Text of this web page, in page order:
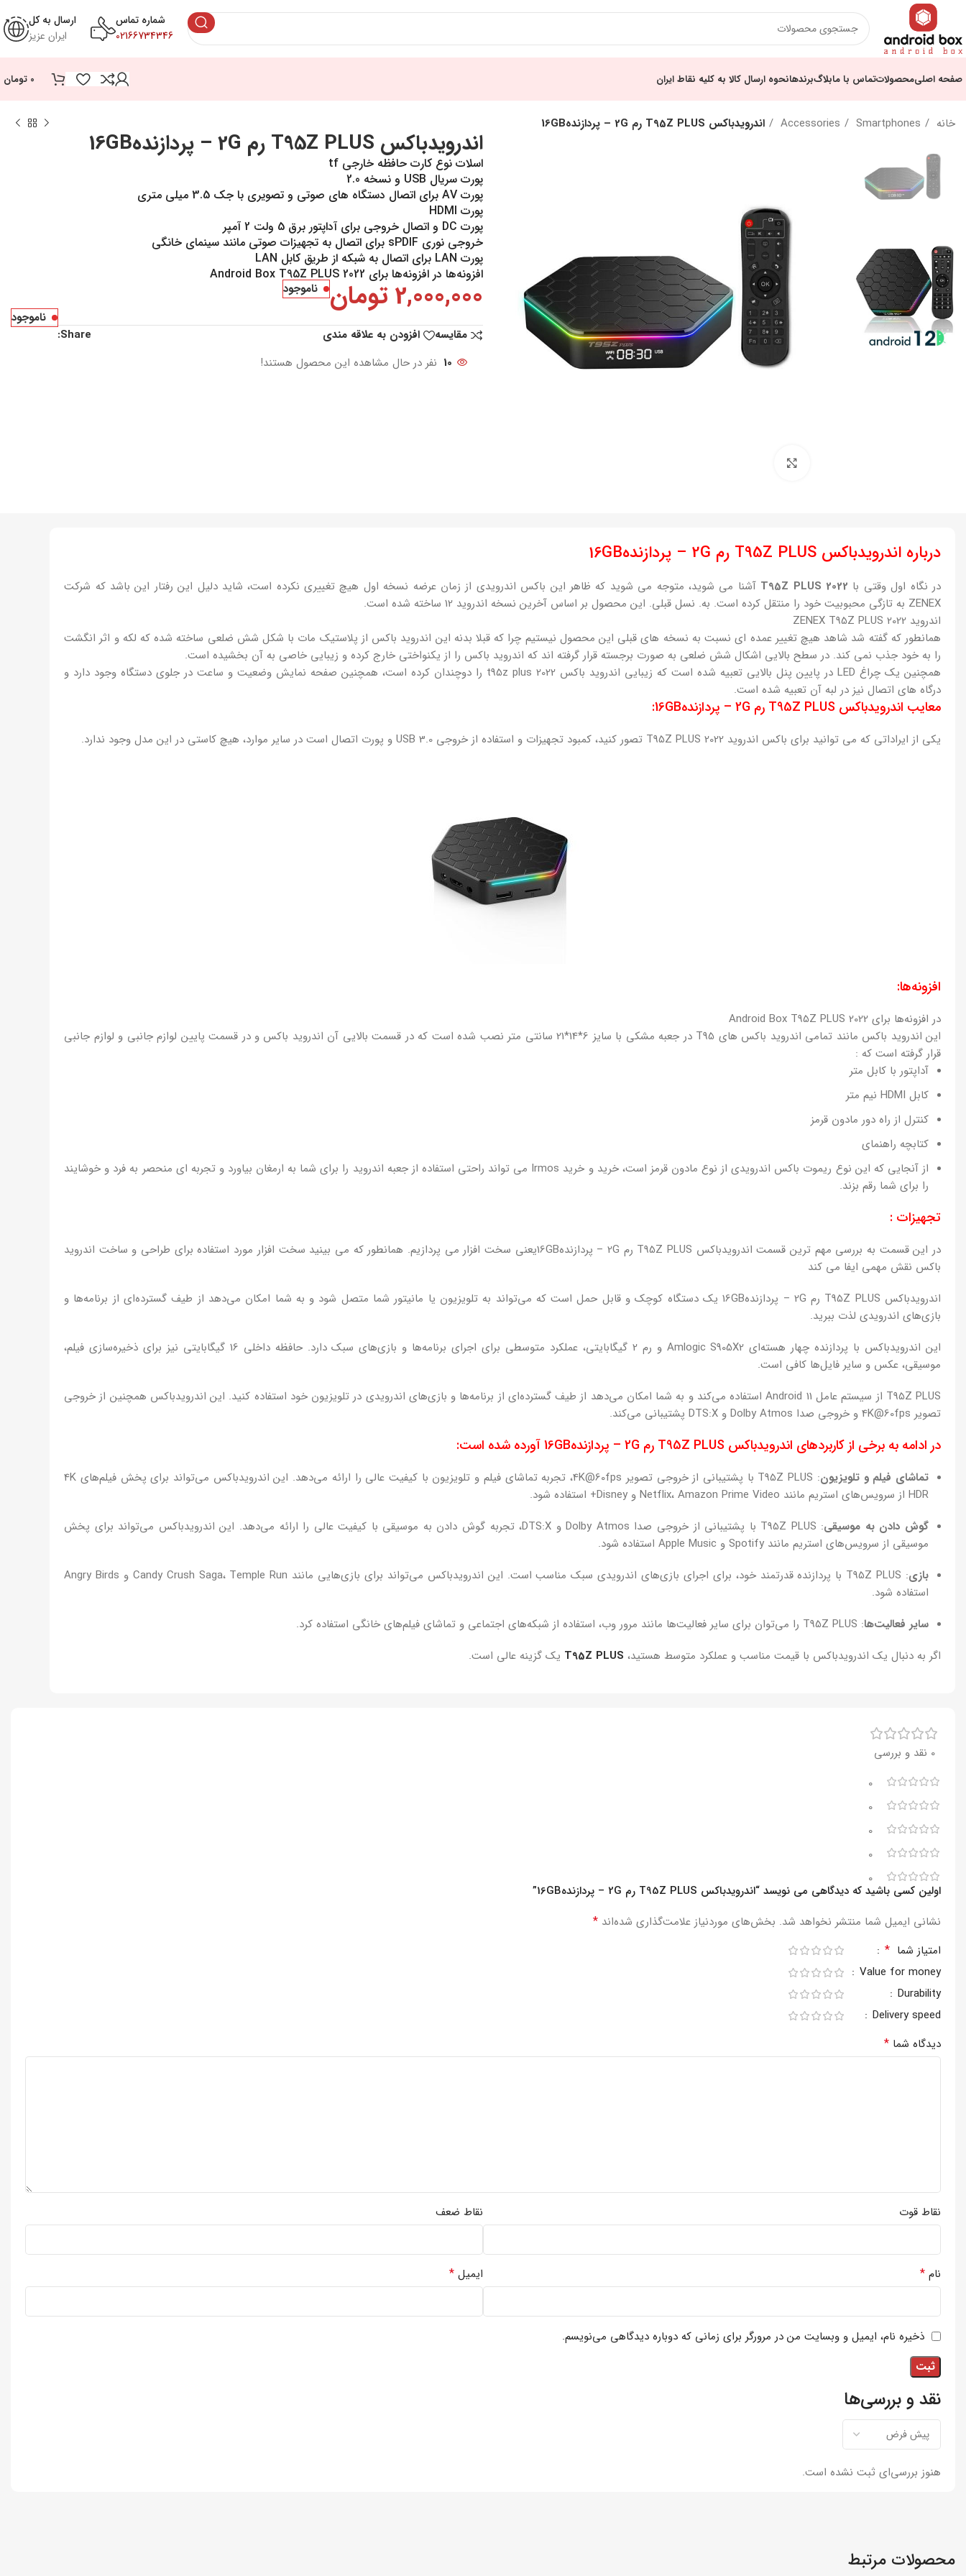
شماره تماس
02166734346
ارسال به کل
ایران عزیز
صفحه اصلیمحصولاتتماس با مابلاگبرندهانحوه ارسال کالا به کلیه نقاط ایران 0 تومان
خانه Smartphones
Accessories اندرویدباکس T95Z PLUS رم 2G – پردازنده16GB
اندرویدباکس T95Z PLUS رم 2G – پردازنده16GB
اسلات نوع کارت حافظه خارجی tf
پورت سریال USB و نسخه 2.0
پورت AV برای اتصال دستگاه های صوتی و تصویری با جک 3.5 میلی متری
پورت HDMI
پورت DC و اتصال خروجی برای آداپتور برق 5 ولت 2 آمپر
خروجی نوری sPDIF برای اتصال به تجهیزات صوتی مانند سینمای خانگی
پورت LAN برای اتصال به شبکه از طریق کابل LAN
افزونه‌ها در افزونه‌ها برای Android Box T95Z PLUS 2022
2,000,000تومان
ناموجود
ناموجود
مقایسه
افزودن به علاقه مندی
Share:
10 نفر در حال مشاهده این محصول هستند!
درباره اندرویدباکس T95Z PLUS رم 2G – پردازنده16GB
در نگاه اول وقتی با T95Z PLUS 2022 آشنا می شوید، متوجه می شوید که ظاهر این باکس اندرویدی از زمان عرضه نسخه اول هیچ تغییری نکرده است، شاید دلیل این رفتار این باشد که شرکت
ZENEX به تازگی محبوبیت خود را منتقل کرده است. به. نسل قبلی. این محصول بر اساس آخرین نسخه اندروید 12 ساخته شده است.
اندروید ZENEX T95Z PLUS 2022
همانطور که گفته شد شاهد هیچ تغییر عمده ای نسبت به نسخه های قبلی این محصول نیستیم چرا که قبلا بدنه این اندروید باکس از پلاستیک مات با شکل شش ضلعی ساخته شده که لکه و اثر انگشت
را به خود جذب نمی کند. در سطح بالایی اشکال شش ضلعی به صورت برجسته قرار گرفته اند که اندروید باکس را از یکنواختی خارج کرده و زیبایی خاصی به آن بخشیده است.
همچنین یک چراغ LED در پایین پنل بالایی تعبیه شده است که زیبایی اندروید باکس t95z plus 2022 را دوچندان کرده است، همچنین صفحه نمایش وضعیت و ساعت در جلوی دستگاه وجود دارد و
درگاه های اتصال نیز در لبه آن تعبیه شده است.
معایب اندرویدباکس T95Z PLUS رم 2G – پردازنده16GB:
یکی از ایراداتی که می توانید برای باکس اندروید T95Z PLUS 2022 تصور کنید، کمبود تجهیزات و استفاده از خروجی USB 3.0 و پورت اتصال است در سایر موارد، هیچ کاستی در این مدل وجود ندارد.
افزونه‌ها:
در افزونه‌ها برای Android Box T95Z PLUS 2022
این اندروید باکس مانند تمامی اندروید باکس های T95 در جعبه مشکی با سایز 6*14*21 سانتی متر نصب شده است که در قسمت بالایی آن اندروید باکس و در قسمت پایین لوازم جانبی و لوازم جانبی
قرار گرفته است که :
آداپتور با کابل متر
کابل HDMI نیم متر
کنترل از راه دور مادون قرمز
کتابچه راهنمای
از آنجایی که این نوع ریموت باکس اندرویدی از نوع مادون قرمز است، خرید و خرید Irmos می تواند راحتی استفاده از جعبه اندروید را برای شما به ارمغان بیاورد و تجربه ای منحصر به فرد و خوشایند
را برای شما رقم بزند.
تجهیزات :
در این قسمت به بررسی مهم ترین قسمت اندرویدباکس T95Z PLUS رم 2G – پردازنده16GBیعنی سخت افزار می پردازیم. همانطور که می بینید سخت افزار مورد استفاده برای طراحی و ساخت اندروید
باکس نقش مهمی ایفا می کند
اندرویدباکس T95Z PLUS رم 2G – پردازنده16GB یک دستگاه کوچک و قابل حمل است که می‌تواند به تلویزیون یا مانیتور شما متصل شود و به شما امکان می‌دهد از طیف گسترده‌ای از برنامه‌ها و
بازی‌های اندرویدی لذت ببرید.
این اندرویدباکس با پردازنده چهار هسته‌ای Amlogic S905X2 و رم 2 گیگابایتی، عملکرد متوسطی برای اجرای برنامه‌ها و بازی‌های سبک دارد. حافظه داخلی 16 گیگابایتی نیز برای ذخیره‌سازی فیلم،
موسیقی، عکس و سایر فایل‌ها کافی است.
T95Z PLUS از سیستم عامل Android 11 استفاده می‌کند و به شما امکان می‌دهد از طیف گسترده‌ای از برنامه‌ها و بازی‌های اندرویدی در تلویزیون خود استفاده کنید. این اندرویدباکس همچنین از خروجی
تصویر 4K@60fps و خروجی صدا Dolby Atmos و DTS:X پشتیبانی می‌کند.
در ادامه به برخی از کاربردهای اندرویدباکس T95Z PLUS رم 2G – پردازنده16GB آورده شده است:
تماشای فیلم و تلویزیون
: T95Z PLUS با پشتیبانی از خروجی تصویر 4K@60fps، تجربه تماشای فیلم و تلویزیون با کیفیت عالی را ارائه می‌دهد. این اندرویدباکس می‌تواند برای پخش فیلم‌های 4K
HDR از سرویس‌های استریم مانند Netflix، Amazon Prime Video و Disney+ استفاده شود.
گوش دادن به موسیقی
: T95Z PLUS با پشتیبانی از خروجی صدا Dolby Atmos و DTS:X، تجربه گوش دادن به موسیقی با کیفیت عالی را ارائه می‌دهد. این اندرویدباکس می‌تواند برای پخش
موسیقی از سرویس‌های استریم مانند Spotify و Apple Music استفاده شود.
بازی
: T95Z PLUS با پردازنده قدرتمند خود، برای اجرای بازی‌های اندرویدی سبک مناسب است. این اندرویدباکس می‌تواند برای بازی‌هایی مانند Candy Crush Saga، Temple Run و Angry Birds
استفاده شود.
سایر فعالیت‌ها: T95Z PLUS را می‌توان برای سایر فعالیت‌ها مانند مرور وب، استفاده از شبکه‌های اجتماعی و تماشای فیلم‌های خانگی استفاده کرد.
اگر به دنبال یک اندرویدباکس با قیمت مناسب و عملکرد متوسط هستید،
یک گزینه عالی است.
0 نقد و بررسی
0
0
0
0
0
نقد و بررسی‌ها
هنوز بررسی‌ای ثبت نشده است.
اولین کسی باشید که دیدگاهی می نویسد “اندرویدباکس T95Z PLUS رم 2G – پردازنده16GB”
نشانی ایمیل شما منتشر نخواهد شد. بخش‌های موردنیاز علامت‌گذاری شده‌اند *
امتیاز شما *
Value for money
Durability
Delivery speed
دیدگاه شما *
نقاط قوت نقاط ضعف
نام * ایمیل *
ذخیره نام، ایمیل و وبسایت من در مرورگر برای زمانی که دوباره دیدگاهی می‌نویسم.
محصولات مرتبط